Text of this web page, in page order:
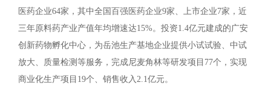
医药企业64家，其中全国百强医药企业9家、上市企业7家，近
三年原料药产业产值年均增速达15%。投资1.4亿元建成的广安
创新药物孵化中心，为岳池生产基地企业提供小试试验、中试
放大、质量检测等服务，完成尼麦角林等研发项目77个，实现
商业化生产项目19个、销售收入2.1亿元。